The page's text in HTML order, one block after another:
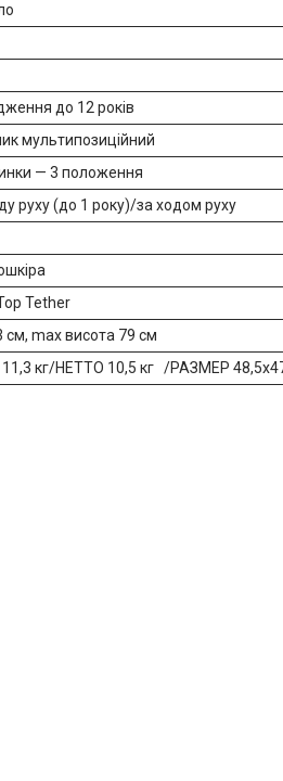
до 12 років
мультипозиційний
— 3 положення
руху (до 1 року)/за ходом руху
Tether
см, max висота 79 см
кг/НЕТТО 10,5 кг /РАЗМЕР